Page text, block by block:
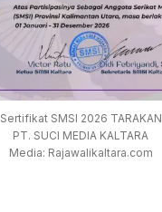
Sertifikat SMSI 2026 TARAKAN
PT. SUCI MEDIA KALTARA
Media: Rajawalikaltara.com